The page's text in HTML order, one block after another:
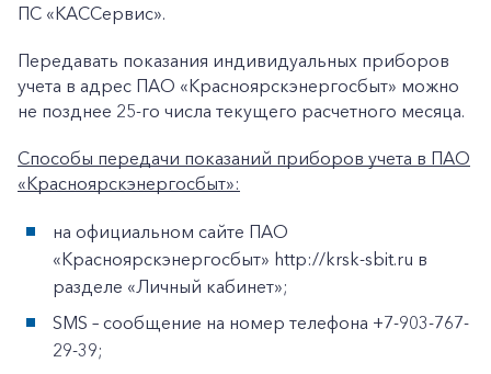
Заказать обратный звонок
ПС «КАССервис».
Передавать показания индивидуальных приборов
учета в адрес ПАО «Красноярскэнергосбыт» можно
не позднее 25-го числа текущего расчетного месяца.
Способы передачи показаний приборов учета в ПАО
«Красноярскэнергосбыт»:
на официальном сайте ПАО
«Красноярскэнергосбыт» http://krsk-sbit.ru в
разделе «Личный кабинет»;
SMS – сообщение на номер телефона +7-903-767-
29-39;